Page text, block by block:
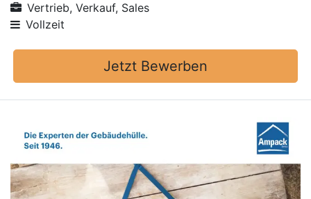
Vertrieb, Verkauf, Sales
Vollzeit
Jetzt Bewerben